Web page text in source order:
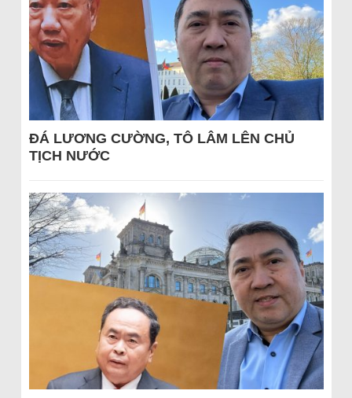
ĐÁ LƯƠNG CƯỜNG, TÔ LÂM LÊN CHỦ
TỊCH NƯỚC